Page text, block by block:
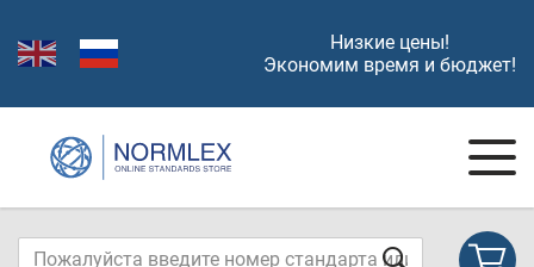
Низкие цены!
Экономим время и бюджет!